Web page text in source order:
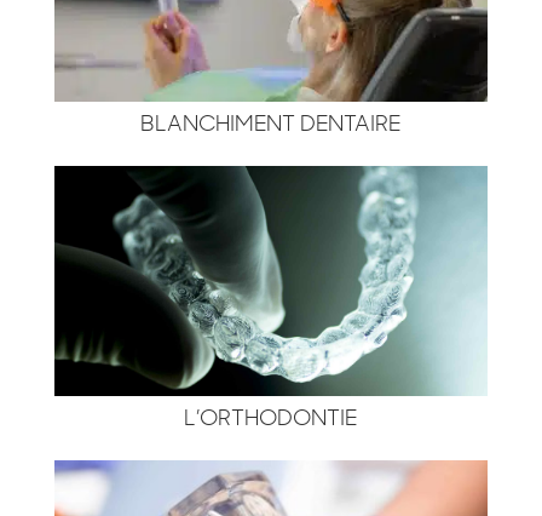
BLANCHIMENT DENTAIRE
L’ORTHODONTIE